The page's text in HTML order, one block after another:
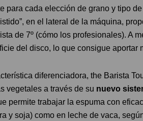
para cada elección de grano y tipo
en el lateral de la máquina,
de 7º (cómo los profesionales). A
del disco, lo que consigue aportar
diferenciadora, the Barista
vegetales a través de su nuevo
permite trabajar la espuma con
y soja) como en leche de vaca,